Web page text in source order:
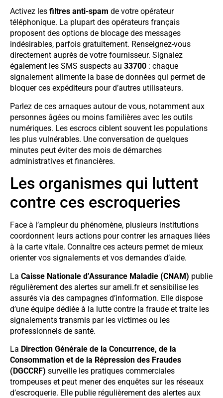
Activez les filtres anti-spam de votre opérateur
téléphonique. La plupart des opérateurs français
proposent des options de blocage des messages
indésirables, parfois gratuitement. Renseignez-vous
directement auprès de votre fournisseur. Signalez
également les SMS suspects au 33700 : chaque
signalement alimente la base de données qui permet de
bloquer ces expéditeurs pour d’autres utilisateurs.
Parlez de ces arnaques autour de vous, notamment aux
personnes âgées ou moins familières avec les outils
numériques. Les escrocs ciblent souvent les populations
les plus vulnérables. Une conversation de quelques
minutes peut éviter des mois de démarches
administratives et financières.
Les organismes qui luttent
contre ces escroqueries
Face à l’ampleur du phénomène, plusieurs institutions
coordonnent leurs actions pour contrer les arnaques liées
à la carte vitale. Connaître ces acteurs permet de mieux
orienter vos signalements et vos demandes d’aide.
La Caisse Nationale d’Assurance Maladie (CNAM) publie
régulièrement des alertes sur ameli.fr et sensibilise les
assurés via des campagnes d’information. Elle dispose
d’une équipe dédiée à la lutte contre la fraude et traite les
signalements transmis par les victimes ou les
professionnels de santé.
La Direction Générale de la Concurrence, de la
Consommation et de la Répression des Fraudes
(DGCCRF) surveille les pratiques commerciales
trompeuses et peut mener des enquêtes sur les réseaux
d’escroquerie. Elle publie régulièrement des alertes aux